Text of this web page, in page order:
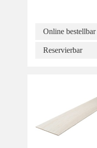
Online bestellbar
Reservierbar